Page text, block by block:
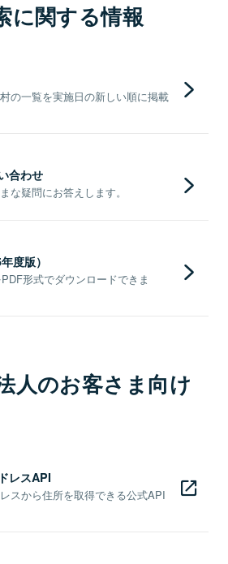
に関する情報
の一覧を実施日の新しい順に掲載
合わせ
な疑問にお答えします。
度版）
形式でダウンロードできま
人のお客さま向け
レスAPI
スから住所を取得できる公式API